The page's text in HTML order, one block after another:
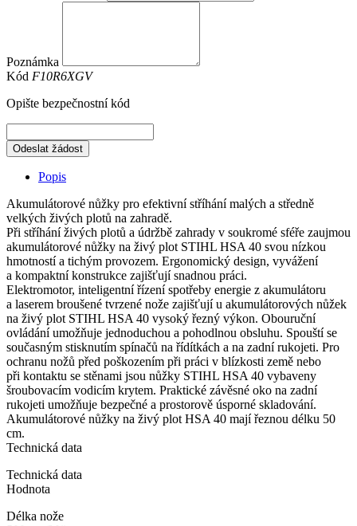
Poznámka
Kód F10R6XGV
Opište bezpečnostní kód
Odeslat žádost
Popis
Akumulátorové nůžky pro efektivní stříhání malých a středně
velkých živých plotů na zahradě.
Při stříhání živých plotů a údržbě zahrady v soukromé sféře zaujmou
akumulátorové nůžky na živý plot STIHL HSA 40 svou nízkou
hmotností a tichým provozem. Ergonomický design, vyvážení
a kompaktní konstrukce zajišťují snadnou práci.
Elektromotor, inteligentní řízení spotřeby energie z akumulátoru
a laserem broušené tvrzené nože zajišťují u akumulátorových nůžek
na živý plot STIHL HSA 40 vysoký řezný výkon. Obouruční
ovládání umožňuje jednoduchou a pohodlnou obsluhu. Spouští se
současným stisknutím spínačů na řídítkách a na zadní rukojeti. Pro
ochranu nožů před poškozením při práci v blízkosti země nebo
při kontaktu se stěnami jsou nůžky STIHL HSA 40 vybaveny
šroubovacím vodicím krytem. Praktické závěsné oko na zadní
rukojeti umožňuje bezpečné a prostorově úsporné skladování.
Akumulátorové nůžky na živý plot HSA 40 mají řeznou délku 50
cm.
Technická data
Technická data
Hodnota
Délka nože